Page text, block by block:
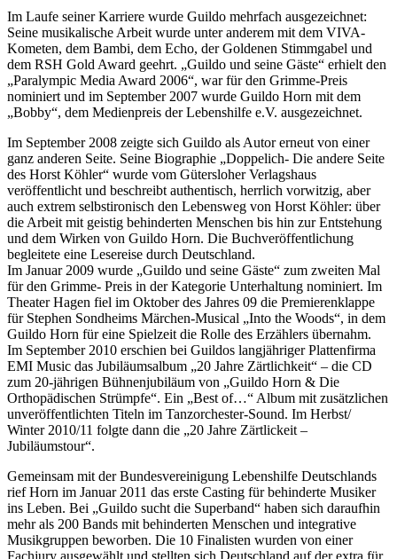
Im Laufe seiner Karriere wurde Guildo mehrfach ausgezeichnet:
Seine musikalische Arbeit wurde unter anderem mit dem VIVA-
Kometen, dem Bambi, dem Echo, der Goldenen Stimmgabel und
dem RSH Gold Award geehrt. „Guildo und seine Gäste“ erhielt den
„Paralympic Media Award 2006“, war für den Grimme-Preis
nominiert und im September 2007 wurde Guildo Horn mit dem
„Bobby“, dem Medienpreis der Lebenshilfe e.V. ausgezeichnet.
Im September 2008 zeigte sich Guildo als Autor erneut von einer
ganz anderen Seite. Seine Biographie „Doppelich- Die andere Seite
des Horst Köhler“ wurde vom Gütersloher Verlagshaus
veröffentlicht und beschreibt authentisch, herrlich vorwitzig, aber
auch extrem selbstironisch den Lebensweg von Horst Köhler: über
die Arbeit mit geistig behinderten Menschen bis hin zur Entstehung
und dem Wirken von Guildo Horn. Die Buchveröffentlichung
begleitete eine Lesereise durch Deutschland.
Im Januar 2009 wurde „Guildo und seine Gäste“ zum zweiten Mal
für den Grimme- Preis in der Kategorie Unterhaltung nominiert. Im
Theater Hagen fiel im Oktober des Jahres 09 die Premierenklappe
für Stephen Sondheims Märchen-Musical „Into the Woods“, in dem
Guildo Horn für eine Spielzeit die Rolle des Erzählers übernahm.
Im September 2010 erschien bei Guildos langjähriger Plattenfirma
EMI Music das Jubiläumsalbum „20 Jahre Zärtlichkeit“ – die CD
zum 20-jährigen Bühnenjubiläum von „Guildo Horn & Die
Orthopädischen Strümpfe“. Ein „Best of…“ Album mit zusätzlichen
unveröffentlichten Titeln im Tanzorchester-Sound. Im Herbst/
Winter 2010/11 folgte dann die „20 Jahre Zärtlickeit –
Jubiläumstour“.
Gemeinsam mit der Bundesvereinigung Lebenshilfe Deutschlands
rief Horn im Januar 2011 das erste Casting für behinderte Musiker
ins Leben. Bei „Guildo sucht die Superband“ haben sich daraufhin
mehr als 200 Bands mit behinderten Menschen und integrative
Musikgruppen beworben. Die 10 Finalisten wurden von einer
Fachjury ausgewählt und stellten sich Deutschland auf der extra für